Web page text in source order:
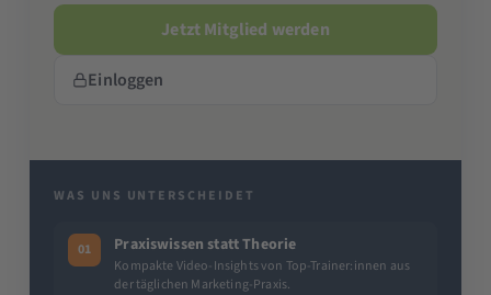
Jetzt Mitglied werden
Einloggen
WAS UNS UNTERSCHEIDET
01 Praxiswissen statt Theorie
Kompakte Video-Insights von Top-Trainer:innen aus
der täglichen Marketing-Praxis.